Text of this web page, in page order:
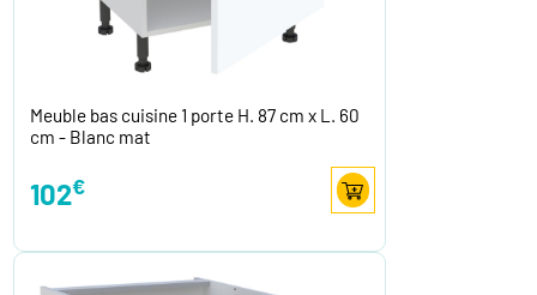
Meuble bas cuisine 1 porte H. 87 cm x L. 60
cm - Blanc mat
102€